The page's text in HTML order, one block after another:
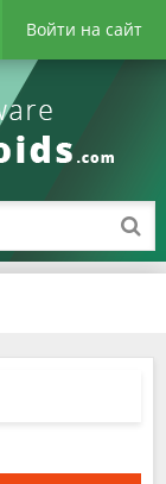
Войти на сайт